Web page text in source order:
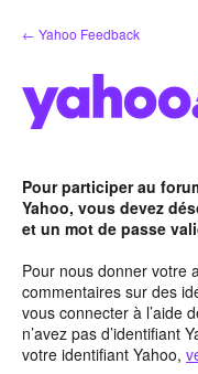
Aller
au
← Yahoo Feedback
Pour participer au
Yahoo, vous devez
et un mot de passe
Pour nous donner votre
commentaires sur des
vous connecter à l’aide
n’avez pas d’identifiant
votre identifiant Yahoo,